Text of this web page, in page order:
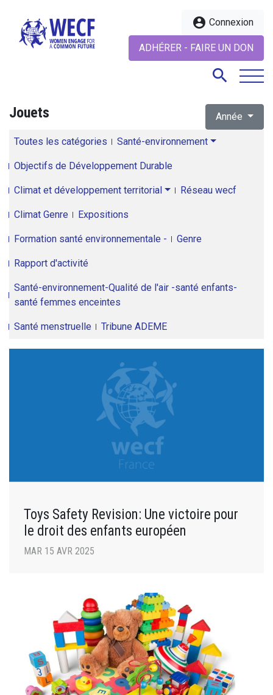
account_circle Connexion
ADHÉRER - FAIRE UN DON
search
Jouets Année
Toutes les catégories Santé-environnement
Objectifs de Développement Durable
Climat et développement territorial Réseau wecf
Climat Genre Expositions
Formation santé environnementale - Genre
Rapport d'activité
Santé-environnement-Qualité de l'air -santé enfants-
santé femmes enceintes
Santé menstruelle Tribune ADEME
Toys Safety Revision: Une victoire pour
le droit des enfants européen
MAR 15 AVR 2025